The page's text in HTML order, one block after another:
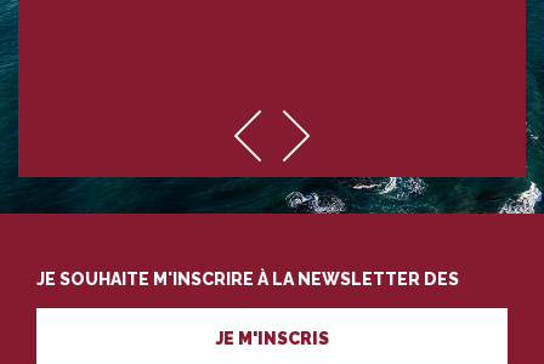
JE SOUHAITE M'INSCRIRE À LA NEWSLETTER DES
PROFESSIONNELS DU TOURISME
JE M'INSCRIS